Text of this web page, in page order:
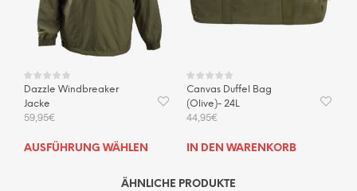
Dazzle Windbreaker
Jacke
59,95€
AUSFÜHRUNG WÄHLEN
Dieses
weist
Canvas Duffel Bag
(Olive)- 24L
44,95€
IN DEN WARENKORB
ÄHNLICHE PRODUKTE